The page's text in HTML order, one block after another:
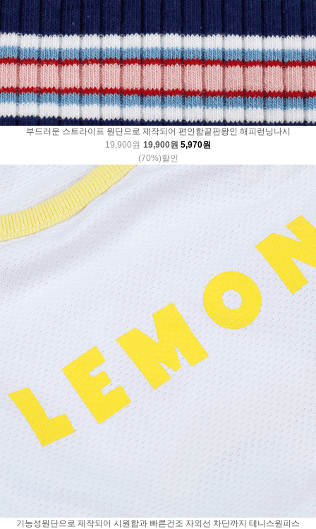
부드러운 스트라이프 원단으로 제작되어 편안함끝판왕인 해피런닝나시
19,900원 19,900원 5,970원
(70%)할인
기능성원단으로 제작되어 시원함과 빠른건조 자외선 차단까지 테니스원피스